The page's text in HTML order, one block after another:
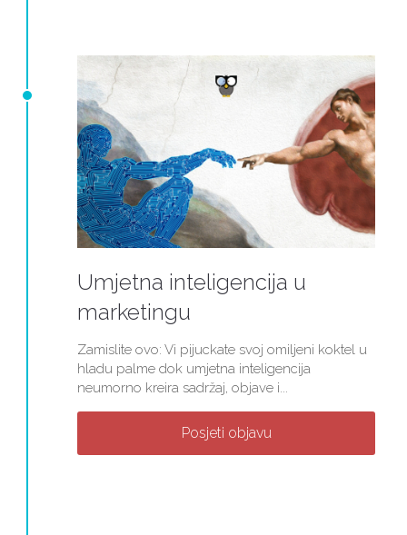
Umjetna inteligencija u
marketingu
Zamislite ovo: Vi pijuckate svoj omiljeni koktel u
hladu palme dok umjetna inteligencija
neumorno kreira sadržaj, objave i...
Posjeti objavu